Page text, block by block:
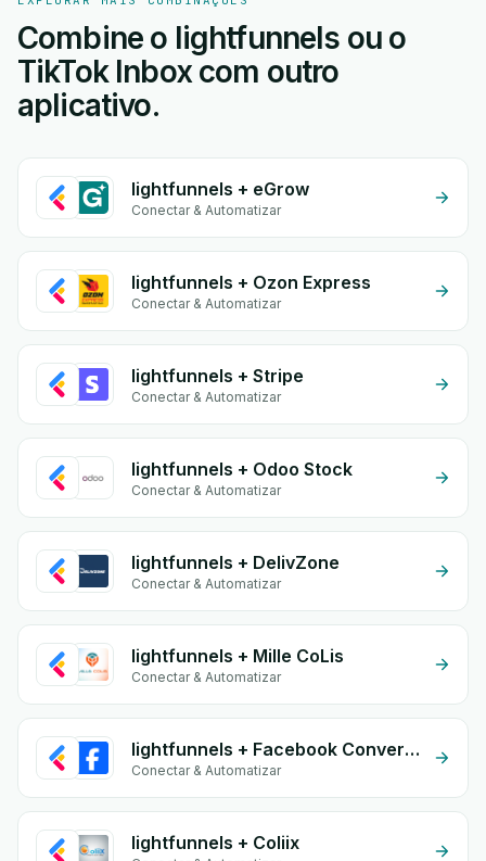
Combine o lightfunnels ou o
TikTok Inbox com outro
aplicativo.
lightfunnels + eGrow
Conectar & Automatizar
lightfunnels + Ozon Express
Conectar & Automatizar
lightfunnels + Stripe
Conectar & Automatizar
lightfunnels + Odoo Stock
Conectar & Automatizar
lightfunnels + DelivZone
Conectar & Automatizar
lightfunnels + Mille CoLis
Conectar & Automatizar
lightfunnels + Facebook Conversion API (CAPI)
Conectar & Automatizar
lightfunnels + Coliix